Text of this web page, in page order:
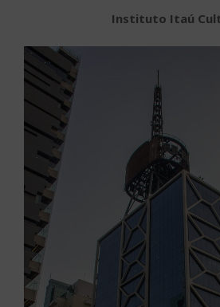
Instituto Itaú